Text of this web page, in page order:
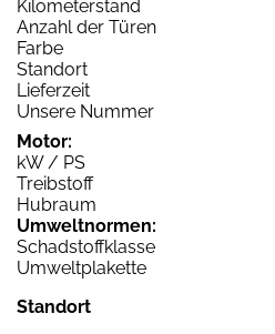
Kilometerstand
Anzahl der Türen
Farbe
Standort
Lieferzeit
Unsere Nummer
Motor:
kW / PS
Treibstoff
Hubraum
Umweltnormen:
Schadstoffklasse
Umweltplakette
Standort